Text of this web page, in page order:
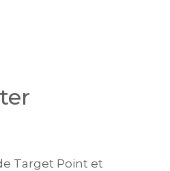
Target Point et